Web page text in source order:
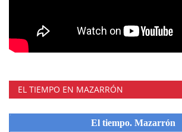
EL TIEMPO EN MAZARRÓN